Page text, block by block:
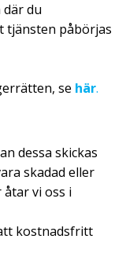
du
tjänsten påbörjas
se här.
dessa skickas
skadad eller
vi oss i
kostnadsfritt